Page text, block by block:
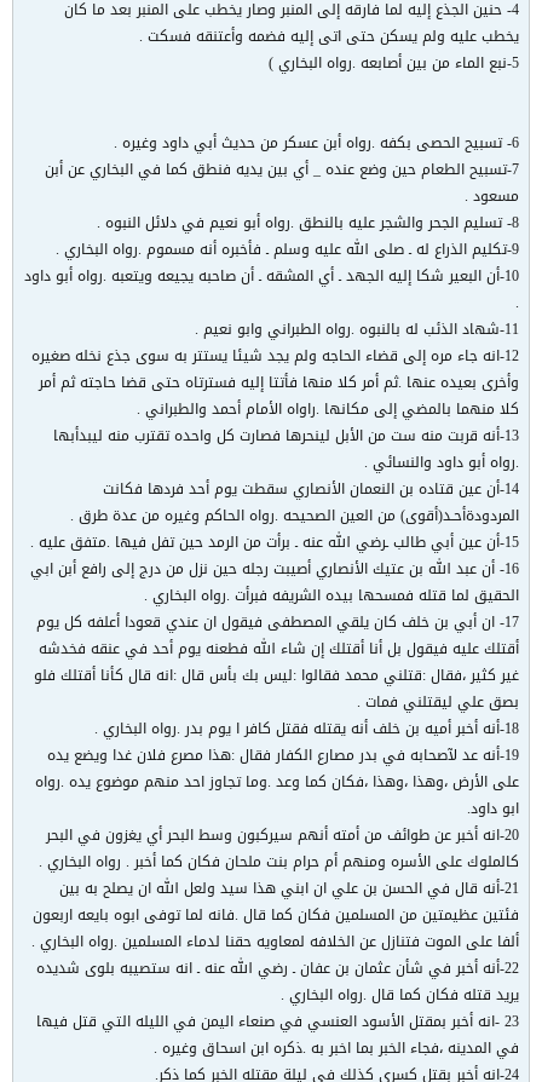
4- حنين الجذع إليه لما فارقه إلى المنبر وصار يخطب على المنبر بعد ما كان
يخطب عليه ولم يسكن حتى اتى إليه فضمه وأعتنقه فسكت .
5-نبع الماء من بين أصابعه .رواه البخاري )
6- تسبيح الحصى بكفه .رواه أبن عسكر من حديث أبي داود وغيره .
7-تسبيح الطعام حين وضع عنده _ أي بين يديه فنطق كما في البخاري عن أبن
مسعود .
8- تسليم الجحر والشجر عليه بالنطق .رواه أبو نعيم في دلائل النبوه .
9-تكليم الذراع له ـ صلى الله عليه وسلم ـ فأخبره أنه مسموم .رواه البخاري .
10-أن البعير شكا إليه الجهد ـ أي المشقه ـ أن صاحبه يجيعه ويتعبه .رواه أبو داود
.
11-شهاد الذئب له بالنبوه .رواه الطبراني وابو نعيم .
12-انه جاء مره إلى قضاء الحاجه ولم يجد شيئا يستتر به سوى جذع نخله صغيره
وأخرى بعيده عنها .ثم أمر كلا منها فأتتا إليه فسترتاه حتى قضا حاجته ثم أمر
كلا منهما بالمضي إلى مكانها .راواه الأمام أحمد والطبراني .
13-أنه قربت منه ست من الأبل لينحرها فصارت كل واحده تقترب منه ليبدأبها
.رواه أبو داود والنسائي .
14-أن عين قتاده بن النعمان الأنصاري سقطت يوم أحد فردها فكانت
المردودةأحـد(أقوى) من العين الصحيحه .رواه الحاكم وغيره من عدة طرق .
15-أن عين أبي طالب ـرضي الله عنه ـ برأت من الرمد حين تفل فيها .متفق عليه .
16- أن عبد الله بن عتيك الأنصاري أصيبت رجله حين نزل من درج إلى رافع أبن ابي
الحقيق لما قتله فمسحها بيده الشريفه فبرأت .رواه البخاري .
17- ان أبي بن خلف كان يلقي المصطفى فيقول ان عندي قعودا أعلفه كل يوم
أقتلك عليه فيقول بل أنا أقتلك إن شاء الله فطعنه يوم أحد في عنقه فخدشه
غير كثير ،فقال :قتلني محمد فقالوا :ليس بك بأس قال :انه قال كأنا أقتلك فلو
بصق علي ليقتلني فمات .
18-أنه أخبر أميه بن خلف أنه يقتله فقتل كافر ا يوم بدر .رواه البخاري .
19-أنه عد لآصحابه في بدر مصارع الكفار فقال :هذا مصرع فلان غدا ويضع يده
على الأرض ،وهذا ،وهذا ،فكان كما وعد .وما تجاوز احد منهم موضوع يده .رواه
ابو داود.
20-انه أخبر عن طوائف من أمته أنهم سيركبون وسط البحر أي يغزون في البحر
كالملوك على الأسره ومنهم أم حرام بنت ملحان فكان كما أخبر . رواه البخاري .
21-أنه قال في الحسن بن علي ان ابني هذا سيد ولعل الله ان يصلح به بين
فئتين عظيمتين من المسلمين فكان كما قال .فانه لما توفى ابوه بايعه اربعون
ألفا على الموت فتنازل عن الخلافه لمعاويه حقنا لدماء المسلمين .رواه البخاري .
22-أنه أخبر في شأن عثمان بن عفان ـ رضي الله عنه ـ انه ستصيبه بلوى شديده
يريد قتله فكان كما قال .رواه البخاري .
23 -انه أخبر بمقتل الأسود العنسي في صنعاء اليمن في الليله التي قتل فيها
في المدينه ،فجاء الخبر بما اخبر به .ذكره ابن اسحاق وغيره .
24-انه أخبر بقتل كسرى كذلك في ليلة مقتله الخبر كما ذكر.